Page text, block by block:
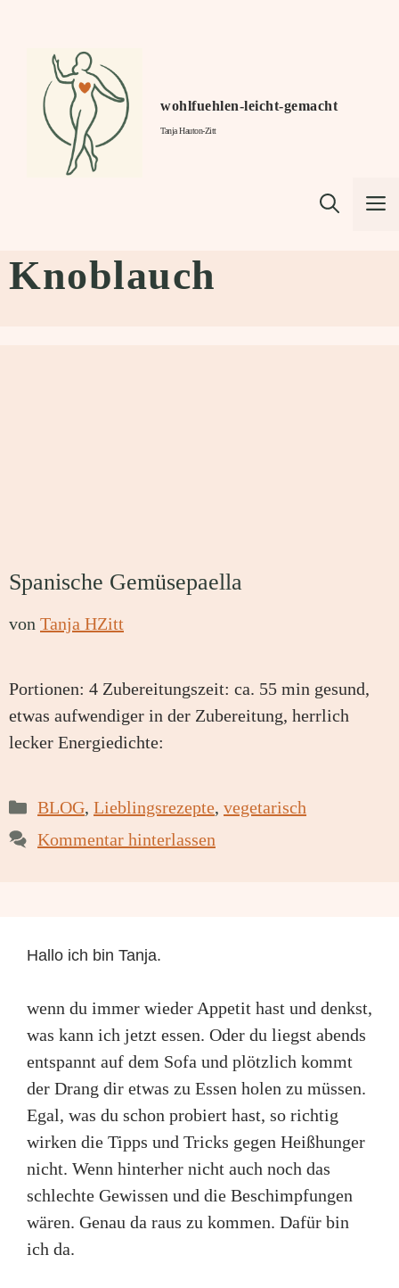
springen
wohlfuehlen-leicht-gemacht
Tanja Hauton-Zitt
Knoblauch
Spanische Gemüsepaella
von Tanja HZitt
Portionen: 4 Zubereitungszeit: ca. 55 min gesund,
etwas aufwendiger in der Zubereitung, herrlich
lecker Energiedichte:
Kategorien
BLOG, Lieblingsrezepte, vegetarisch
Kommentar hinterlassen
Hallo ich bin Tanja.
wenn du immer wieder Appetit hast und denkst,
was kann ich jetzt essen. Oder du liegst abends
entspannt auf dem Sofa und plötzlich kommt
der Drang dir etwas zu Essen holen zu müssen.
Egal, was du schon probiert hast, so richtig
wirken die Tipps und Tricks gegen Heißhunger
nicht. Wenn hinterher nicht auch noch das
schlechte Gewissen und die Beschimpfungen
wären. Genau da raus zu kommen. Dafür bin
ich da.